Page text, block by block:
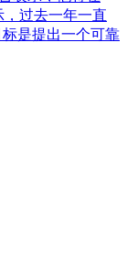
，过去一年一直
是提出一个可靠